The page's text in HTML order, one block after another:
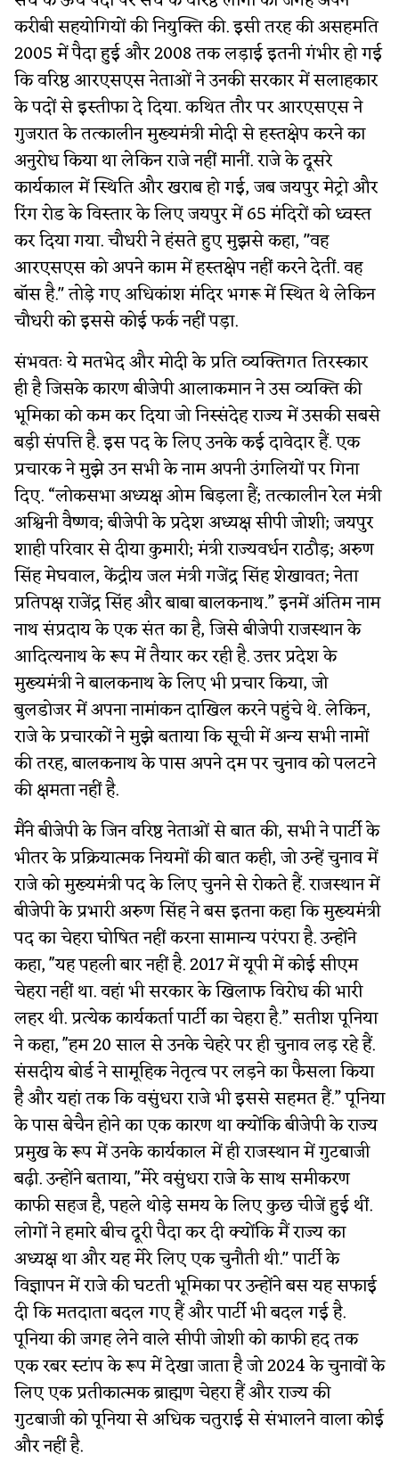
करीबी सहयोगियों की नियुक्ति की. इसी तरह की असहमति
2005 में पैदा हुई और 2008 तक लड़ाई इतनी गंभीर हो गई
कि वरिष्ठ आरएसएस नेताओं ने उनकी सरकार में सलाहकार
के पदों से इस्तीफा दे दिया. कथित तौर पर आरएसएस ने
गुजरात के तत्कालीन मुख्यमंत्री मोदी से हस्तक्षेप करने का
अनुरोध किया था लेकिन राजे नहीं मानीं. राजे के दूसरे
कार्यकाल में स्थिति और खराब हो गई, जब जयपुर मेट्रो और
रिंग रोड के विस्तार के लिए जयपुर में 65 मंदिरों को ध्वस्त
कर दिया गया. चौधरी ने हंसते हुए मुझसे कहा, "वह
आरएसएस को अपने काम में हस्तक्षेप नहीं करने देतीं. वह
बॉस है." तोड़े गए अधिकांश मंदिर भगरू में स्थित थे लेकिन
चौधरी को इससे कोई फर्क नहीं पड़ा.
संभवतः ये मतभेद और मोदी के प्रति व्यक्तिगत तिरस्कार
ही है जिसके कारण बीजेपी आलाकमान ने उस व्यक्ति की
भूमिका को कम कर दिया जो निस्संदेह राज्य में उसकी सबसे
बड़ी संपत्ति है. इस पद के लिए उनके कई दावेदार हैं. एक
प्रचारक ने मुझे उन सभी के नाम अपनी उंगलियों पर गिना
दिए. “लोकसभा अध्यक्ष ओम बिड़ला हैं; तत्कालीन रेल मंत्री
अश्विनी वैष्णव; बीजेपी के प्रदेश अध्यक्ष सीपी जोशी; जयपुर
शाही परिवार से दीया कुमारी; मंत्री राज्यवर्धन राठौड़; अरुण
सिंह मेघवाल, केंद्रीय जल मंत्री गजेंद्र सिंह शेखावत; नेता
प्रतिपक्ष राजेंद्र सिंह और बाबा बालकनाथ.” इनमें अंतिम नाम
नाथ संप्रदाय के एक संत का है, जिसे बीजेपी राजस्थान के
आदित्यनाथ के रूप में तैयार कर रही है. उत्तर प्रदेश के
मुख्यमंत्री ने बालकनाथ के लिए भी प्रचार किया, जो
बुलडोजर में अपना नामांकन दाखिल करने पहुंचे थे. लेकिन,
राजे के प्रचारकों ने मुझे बताया कि सूची में अन्य सभी नामों
की तरह, बालकनाथ के पास अपने दम पर चुनाव को पलटने
की क्षमता नहीं है.
मैंने बीजेपी के जिन वरिष्ठ नेताओं से बात की, सभी ने पार्टी के
भीतर के प्रक्रियात्मक नियमों की बात कही, जो उन्हें चुनाव में
राजे को मुख्यमंत्री पद के लिए चुनने से रोकते हैं. राजस्थान में
बीजेपी के प्रभारी अरुण सिंह ने बस इतना कहा कि मुख्यमंत्री
पद का चेहरा घोषित नहीं करना सामान्य परंपरा है. उन्होंने
कहा, ''यह पहली बार नहीं है. 2017 में यूपी में कोई सीएम
चेहरा नहीं था. वहां भी सरकार के खिलाफ विरोध की भारी
लहर थी. प्रत्येक कार्यकर्ता पार्टी का चेहरा है.” सतीश पूनिया
ने कहा, ''हम 20 साल से उनके चेहरे पर ही चुनाव लड़ रहे हैं.
संसदीय बोर्ड ने सामूहिक नेतृत्व पर लड़ने का फैसला किया
है और यहां तक ​​कि वसुंधरा राजे भी इससे सहमत हैं.” पूनिया
के पास बेचैन होने का एक कारण था क्योंकि बीजेपी के राज्य
प्रमुख के रूप में उनके कार्यकाल में ही राजस्थान में गुटबाजी
बढ़ी. उन्होंने बताया, ''मेरे वसुंधरा राजे के साथ समीकरण
काफी सहज है, पहले थोड़े समय के लिए कुछ चीजें हुई थीं.
लोगों ने हमारे बीच दूरी पैदा कर दी क्योंकि मैं राज्य का
अध्यक्ष था और यह मेरे लिए एक चुनौती थी." पार्टी के
विज्ञापन में राजे की घटती भूमिका पर उन्होंने बस यह सफाई
दी कि मतदाता बदल गए हैं और पार्टी भी बदल गई है.
पूनिया की जगह लेने वाले सीपी जोशी को काफी हद तक
एक रबर स्टांप के रूप में देखा जाता है जो 2024 के चुनावों के
लिए एक प्रतीकात्मक ब्राह्मण चेहरा हैं और राज्य की
गुटबाजी को पूनिया से अधिक चतुराई से संभालने वाला कोई
और नहीं है.